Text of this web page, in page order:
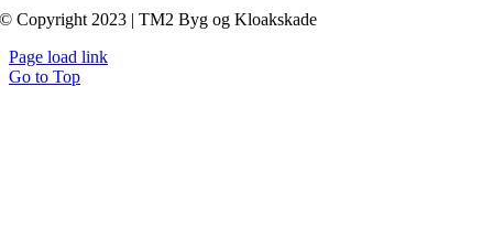
© Copyright 2023 | TM2 Byg og Kloakskade
Page load link
Go to Top